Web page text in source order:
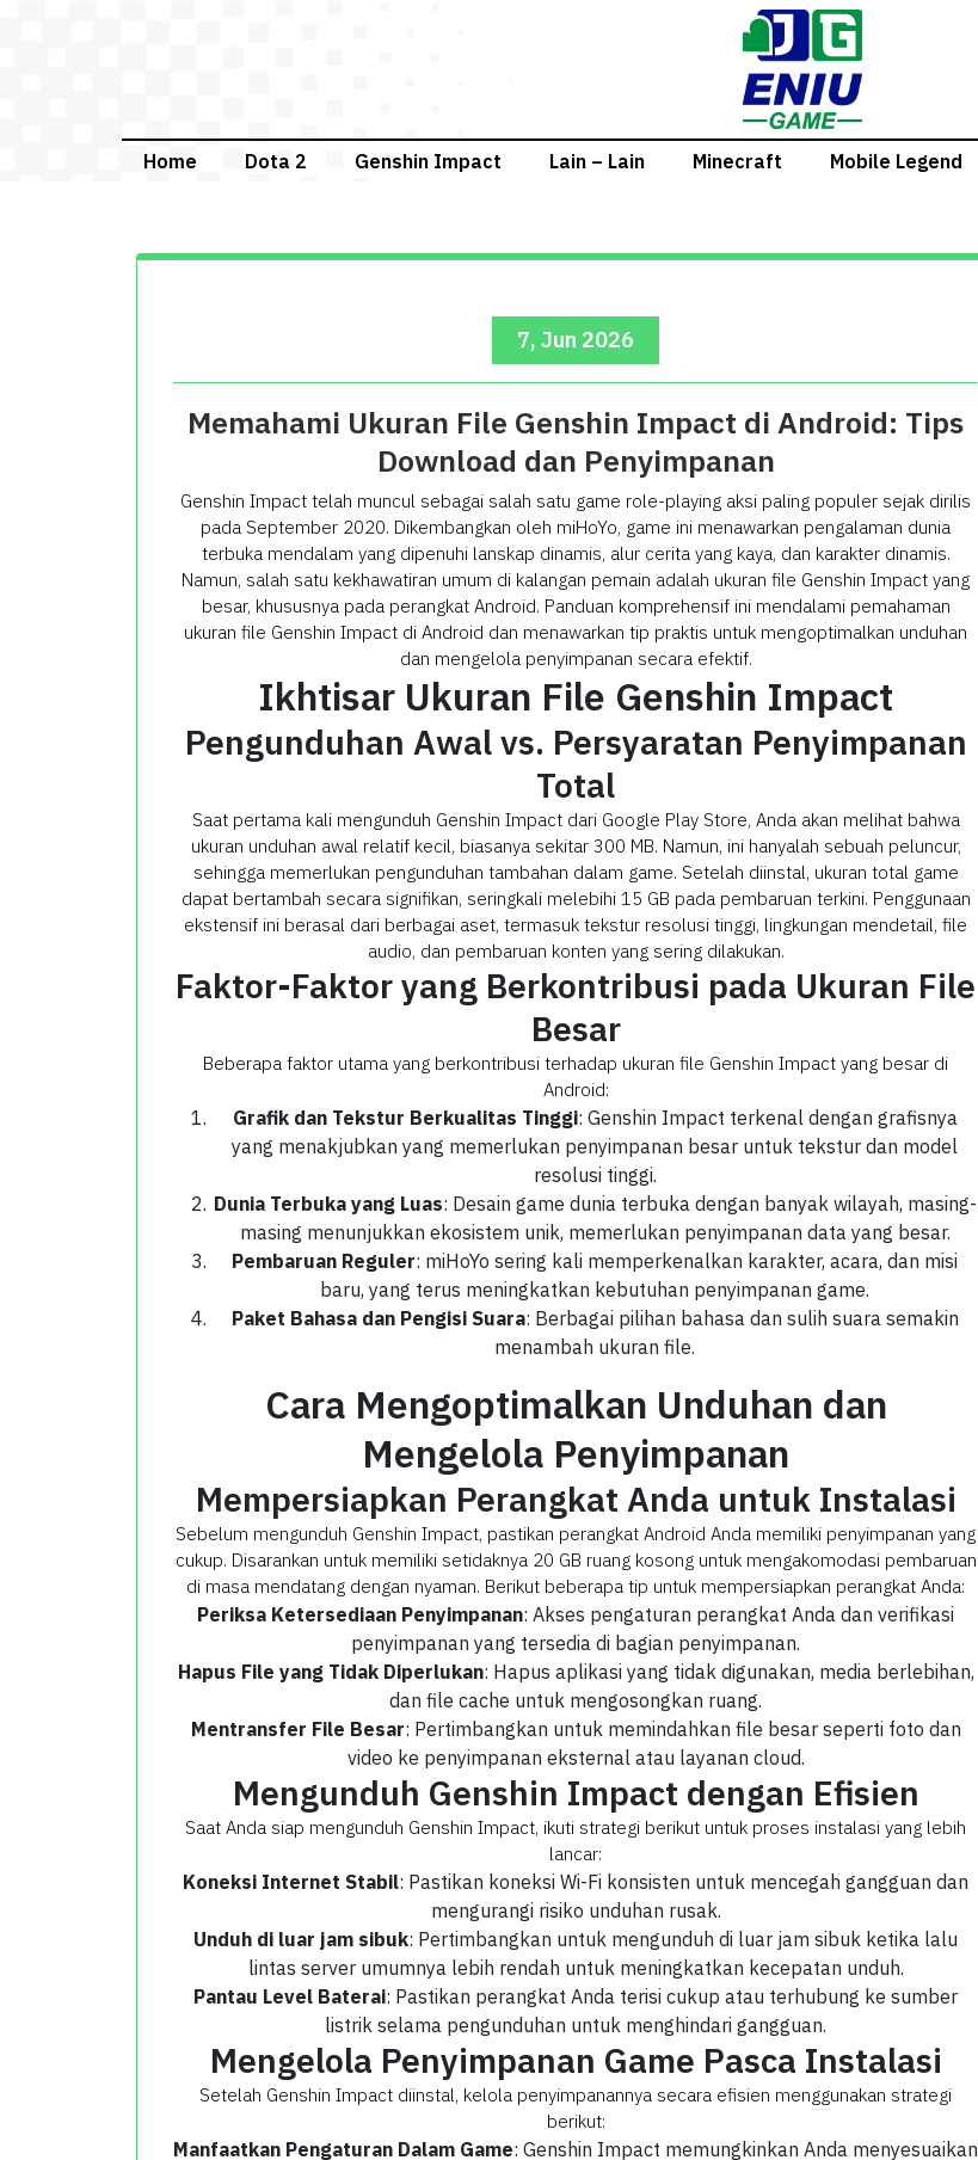
Home
Dota 2 Genshin Impact Lain – Lain Minecraft Mobile Legend
7, Jun 2026
Memahami Ukuran File Genshin Impact di Android: Tips
Download dan Penyimpanan
Genshin Impact telah muncul sebagai salah satu game role-playing aksi paling populer sejak dirilis
pada September 2020. Dikembangkan oleh miHoYo, game ini menawarkan pengalaman dunia
terbuka mendalam yang dipenuhi lanskap dinamis, alur cerita yang kaya, dan karakter dinamis.
Namun, salah satu kekhawatiran umum di kalangan pemain adalah ukuran file Genshin Impact yang
besar, khususnya pada perangkat Android. Panduan komprehensif ini mendalami pemahaman
ukuran file Genshin Impact di Android dan menawarkan tip praktis untuk mengoptimalkan unduhan
dan mengelola penyimpanan secara efektif.
Ikhtisar Ukuran File Genshin Impact
Pengunduhan Awal vs. Persyaratan Penyimpanan
Total
Saat pertama kali mengunduh Genshin Impact dari Google Play Store, Anda akan melihat bahwa
ukuran unduhan awal relatif kecil, biasanya sekitar 300 MB. Namun, ini hanyalah sebuah peluncur,
sehingga memerlukan pengunduhan tambahan dalam game. Setelah diinstal, ukuran total game
dapat bertambah secara signifikan, seringkali melebihi 15 GB pada pembaruan terkini. Penggunaan
ekstensif ini berasal dari berbagai aset, termasuk tekstur resolusi tinggi, lingkungan mendetail, file
audio, dan pembaruan konten yang sering dilakukan.
Faktor-Faktor yang Berkontribusi pada Ukuran File
Besar
Beberapa faktor utama yang berkontribusi terhadap ukuran file Genshin Impact yang besar di
Android:
Grafik dan Tekstur Berkualitas Tinggi: Genshin Impact terkenal dengan grafisnya
yang menakjubkan yang memerlukan penyimpanan besar untuk tekstur dan model
resolusi tinggi.
Dunia Terbuka yang Luas: Desain game dunia terbuka dengan banyak wilayah, masing-
masing menunjukkan ekosistem unik, memerlukan penyimpanan data yang besar.
Pembaruan Reguler: miHoYo sering kali memperkenalkan karakter, acara, dan misi
baru, yang terus meningkatkan kebutuhan penyimpanan game.
Paket Bahasa dan Pengisi Suara: Berbagai pilihan bahasa dan sulih suara semakin
menambah ukuran file.
Cara Mengoptimalkan Unduhan dan
Mengelola Penyimpanan
Mempersiapkan Perangkat Anda untuk Instalasi
Sebelum mengunduh Genshin Impact, pastikan perangkat Android Anda memiliki penyimpanan yang
cukup. Disarankan untuk memiliki setidaknya 20 GB ruang kosong untuk mengakomodasi pembaruan
di masa mendatang dengan nyaman. Berikut beberapa tip untuk mempersiapkan perangkat Anda:
Periksa Ketersediaan Penyimpanan: Akses pengaturan perangkat Anda dan verifikasi
penyimpanan yang tersedia di bagian penyimpanan.
Hapus File yang Tidak Diperlukan: Hapus aplikasi yang tidak digunakan, media berlebihan,
dan file cache untuk mengosongkan ruang.
Mentransfer File Besar: Pertimbangkan untuk memindahkan file besar seperti foto dan
video ke penyimpanan eksternal atau layanan cloud.
Mengunduh Genshin Impact dengan Efisien
Saat Anda siap mengunduh Genshin Impact, ikuti strategi berikut untuk proses instalasi yang lebih
lancar:
Koneksi Internet Stabil: Pastikan koneksi Wi-Fi konsisten untuk mencegah gangguan dan
mengurangi risiko unduhan rusak.
Unduh di luar jam sibuk: Pertimbangkan untuk mengunduh di luar jam sibuk ketika lalu
lintas server umumnya lebih rendah untuk meningkatkan kecepatan unduh.
Pantau Level Baterai: Pastikan perangkat Anda terisi cukup atau terhubung ke sumber
listrik selama pengunduhan untuk menghindari gangguan.
Mengelola Penyimpanan Game Pasca Instalasi
Setelah Genshin Impact diinstal, kelola penyimpanannya secara efisien menggunakan strategi
berikut:
Manfaatkan Pengaturan Dalam Game: Genshin Impact memungkinkan Anda menyesuaikan